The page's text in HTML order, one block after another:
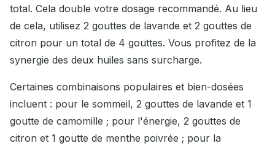
total. Cela double votre dosage recommandé. Au lieu
de cela, utilisez 2 gouttes de lavande et 2 gouttes de
citron pour un total de 4 gouttes. Vous profitez de la
synergie des deux huiles sans surcharge.
Certaines combinaisons populaires et bien-dosées
incluent : pour le sommeil, 2 gouttes de lavande et 1
goutte de camomille ; pour l'énergie, 2 gouttes de
citron et 1 goutte de menthe poivrée ; pour la